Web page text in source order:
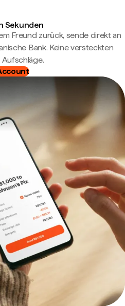
Sekunden
Freund zurück, sende direkt an
Bank. Keine versteckten